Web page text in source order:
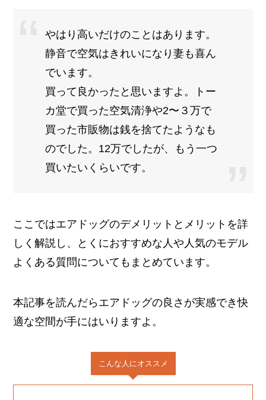
やはり高いだけのことはあります。
静音で空気はきれいになり妻も喜ん
でいます。
買って良かったと思いますよ。トー
カ堂で買った空気清浄や2〜３万で
買った市販物は銭を捨てたようなも
のでした。12万でしたが、もう一つ
買いたいくらいです。
ここではエアドッグのデメリットとメリットを詳
しく解説し、とくにおすすめな人や人気のモデル
よくある質問についてもまとめています。
本記事を読んだらエアドッグの良さが実感でき快
適な空間が手にはいりますよ。
こんな人にオススメ